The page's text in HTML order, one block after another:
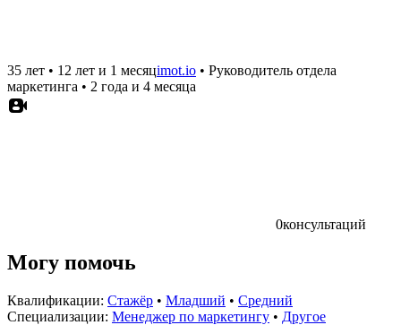
35 лет • 12 лет и 1 месяцimot.io • Руководитель отдела
маркетинга • 2 года и 4 месяца
0консультаций
Могу помочь
Квалификации: Стажёр • Младший • Средний
Специализации: Менеджер по маркетингу • Другое